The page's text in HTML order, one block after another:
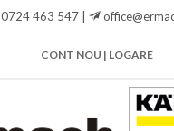
0724 463 547 |
CONT NOU | LOGARE